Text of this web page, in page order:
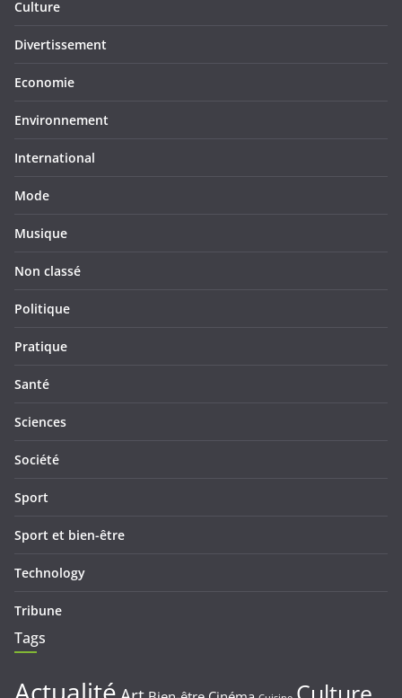
Culture
Divertissement
Economie
Environnement
International
Mode
Musique
Non classé
Politique
Pratique
Santé
Sciences
Société
Sport
Sport et bien-être
Technology
Tribune
Tags